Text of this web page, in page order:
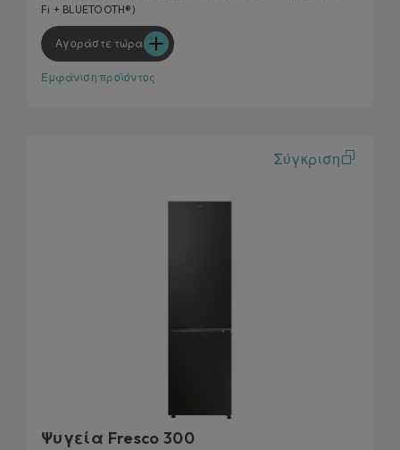
Panorama Light
Fi + BLUETOOTH®)
Αγοράστε τώρα
Εμφάνιση προϊόντος
Σύγκριση
Ψυγεία Fresco 300